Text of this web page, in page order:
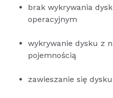
brak wykrywania
operacyjnym
wykrywanie dysku z
pojemnością
zawieszanie się